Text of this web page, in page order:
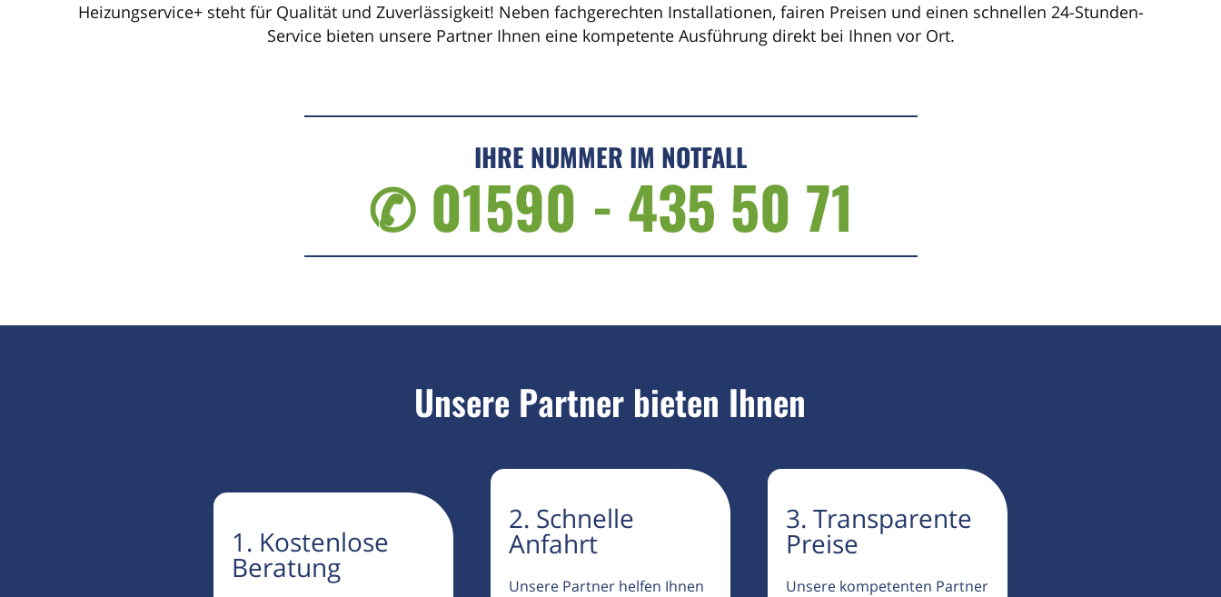
Heizungservice+ steht für Qualität und Zuverlässigkeit! Neben fachgerechten Installationen, fairen Preisen und einen schnellen 24-Stunden-
Service bieten unsere Partner Ihnen eine kompetente Ausführung direkt bei Ihnen vor Ort.
IHRE NUMMER IM NOTFALL
✆ 01590 - 435 50 71
Unsere Partner bieten Ihnen
1. Kostenlose
Beratung
2. Schnelle
Anfahrt
Unsere Partner helfen Ihnen
3. Transparente
Preise
Unsere kompetenten Partner